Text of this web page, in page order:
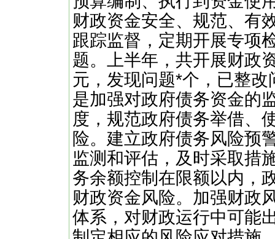
财政资金安全、规范、有
跟踪监督，定期开展专项
题。上半年，共开展财政
元，发现问题*个，已整
是加强对政府债务资金的
度，规范政府债务举借、
险。建立政府债务风险预
监测和评估，及时采取措
务余额控制在限额以内，
财政资金风险。加强财政
体系，对财政运行中可能